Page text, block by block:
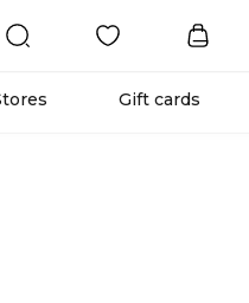
Gift cards